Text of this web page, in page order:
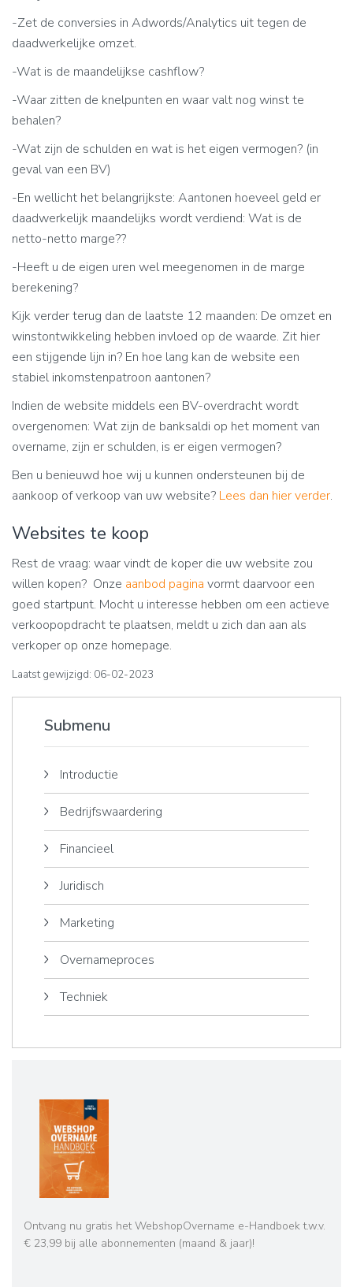
-Zet de conversies in Adwords/Analytics uit tegen de
daadwerkelijke omzet.
-Wat is de maandelijkse cashflow?
-Waar zitten de knelpunten en waar valt nog winst te
behalen?
-Wat zijn de schulden en wat is het eigen vermogen? (in
geval van een BV)
-En wellicht het belangrijkste: Aantonen hoeveel geld er
daadwerkelijk maandelijks wordt verdiend: Wat is de
netto-netto marge??
-Heeft u de eigen uren wel meegenomen in de marge
berekening?
Kijk verder terug dan de laatste 12 maanden: De omzet en
winstontwikkeling hebben invloed op de waarde. Zit hier
een stijgende lijn in? En hoe lang kan de website een
stabiel inkomstenpatroon aantonen?
Indien de website middels een BV-overdracht wordt
overgenomen: Wat zijn de banksaldi op het moment van
overname, zijn er schulden, is er eigen vermogen?
Ben u benieuwd hoe wij u kunnen ondersteunen bij de
aankoop of verkoop van uw website? Lees dan hier verder.
Websites te koop
Rest de vraag: waar vindt de koper die uw website zou
willen kopen? Onze aanbod pagina vormt daarvoor een
goed startpunt. Mocht u interesse hebben om een actieve
verkoopopdracht te plaatsen, meldt u zich dan aan als
verkoper op onze homepage.
Laatst gewijzigd: 06-02-2023
Submenu
Introductie
Bedrijfswaardering
Financieel
Juridisch
Marketing
Overnameproces
Techniek
Ontvang nu gratis het WebshopOvername e-Handboek t.w.v.
€ 23,99 bij alle abonnementen (maand & jaar)!